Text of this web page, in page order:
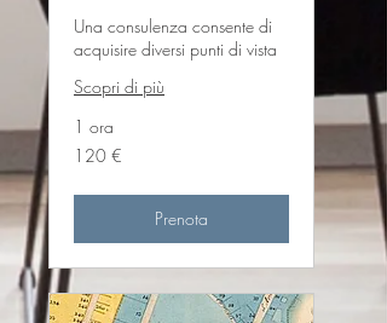
Una consulenza consente di
acquisire diversi punti di vista
Scopri di più
1 ora
120
euro
120 €
Prenota